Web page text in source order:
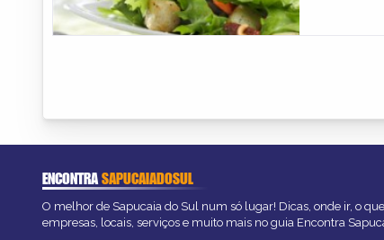
ENCONTRASAPUCAIADOSUL
O melhor de Sapucaia do Sul num só lugar! Dicas, onde ir, o
empresas, locais, serviços e muito mais no guia Encontra